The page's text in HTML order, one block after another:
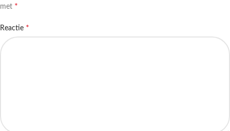
met *
Reactie *